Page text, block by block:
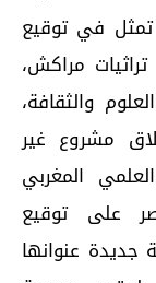
تمثل في توقيع
مراكش،
والثقافة،
مشروع غير
المغربي
على توقيع
جديدة عنوانها